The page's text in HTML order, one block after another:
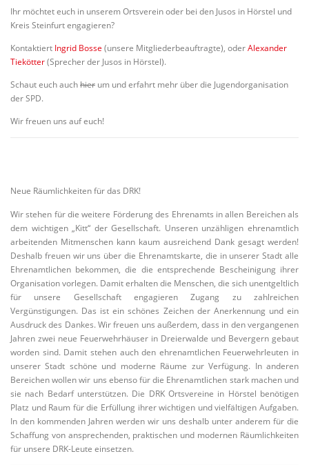
Ihr möchtet euch in unserem Ortsverein oder bei den Jusos in Hörstel und
Kreis Steinfurt engagieren?
Kontaktiert Ingrid Bosse (unsere Mitgliederbeauftragte), oderAlexander
Tiekötter(Sprecher der Jusos in Hörstel).
Schaut euch auchhier um und erfahrt mehr über die Jugendorganisation
der SPD.
Wir freuen uns auf euch!
Neue Räumlichkeiten für das DRK!
Wir stehen für die weitere Förderung des Ehrenamts in allen Bereichen als
dem wichtigen „Kitt“ der Gesellschaft. Unseren unzähligen ehrenamtlich
arbeitenden Mitmenschen kann kaum ausreichend Dank gesagt werden!
Deshalb freuen wir uns über die Ehrenamtskarte, die in unserer Stadt alle
Ehrenamtlichen bekommen, die die entsprechende Bescheinigung ihrer
Organisation vorlegen. Damit erhalten die Menschen, die sich unentgeltlich
für unsere Gesellschaft engagieren Zugang zu zahlreichen
Vergünstigungen. Das ist ein schönes Zeichen der Anerkennung und ein
Ausdruck des Dankes. Wir freuen uns außerdem, dass in den vergangenen
Jahren zwei neue Feuerwehrhäuser in Dreierwalde und Bevergern gebaut
worden sind. Damit stehen auch den ehrenamtlichen Feuerwehrleuten in
unserer Stadt schöne und moderne Räume zur Verfügung. In anderen
Bereichen wollen wir uns ebenso für die Ehrenamtlichen stark machen und
sie nach Bedarf unterstützen. Die DRK Ortsvereine in Hörstel benötigen
Platz und Raum für die Erfüllung ihrer wichtigen und vielfältigen Aufgaben.
In den kommenden Jahren werden wir uns deshalb unter anderem für die
Schaffung von ansprechenden, praktischen und modernen Räumlichkeiten
für unsere DRK-Leute einsetzen.